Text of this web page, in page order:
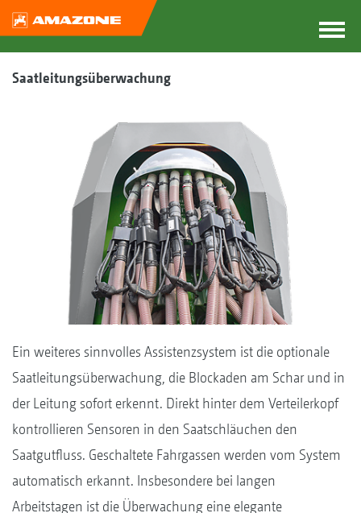
Saatleitungsüberwachung
Ein weiteres sinnvolles Assistenzsystem ist die optionale
Saatleitungsüberwachung, die Blockaden am Schar und in
der Leitung sofort erkennt. Direkt hinter dem Verteilerkopf
kontrollieren Sensoren in den Saatschläuchen den
Saatgutfluss. Geschaltete Fahrgassen werden vom System
automatisch erkannt. Insbesondere bei langen
Arbeitstagen ist die Überwachung eine elegante